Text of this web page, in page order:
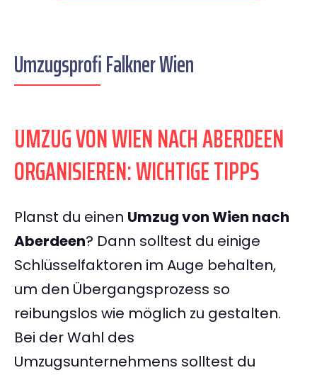
Umzugsprofi Falkner Wien
UMZUG VON WIEN NACH ABERDEEN
ORGANISIEREN: WICHTIGE TIPPS
Planst du einen Umzug von Wien nach
Aberdeen? Dann solltest du einige
Schlüsselfaktoren im Auge behalten,
um den Übergangsprozess so
reibungslos wie möglich zu gestalten.
Bei der Wahl des
Umzugsunternehmens solltest du